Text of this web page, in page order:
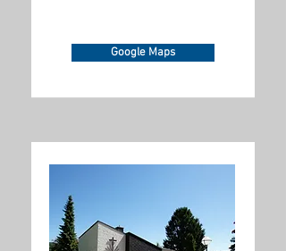
Google Maps